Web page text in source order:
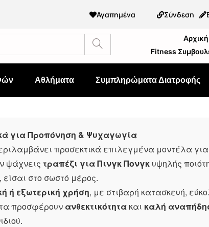
Αγαπημένα Σύνδεση
Αρχική
Fitness
Αθλήματα Συμπληρώματα Διατροφής
για Προπόνηση & Ψυχαγωγία
προσεκτικά επιλεγμένα μοντέλα
ψάχνεις τραπέζι για Πινγκ Πονγκυψηλής
στο σωστό μέρος.
ή εξωτερική χρήση, με στιβαρή κατασκευή,
προσφέρουν ανθεκτικότητακαι καλή